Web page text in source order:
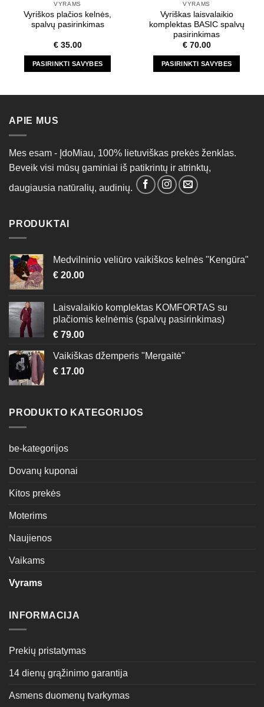
VYRAMS
Vyriškos plačios kelnės,
spalvų pasirinkimas
€35.00
PASIRINKTI SAVYBES
options
may
chosen
product
VYRAMS
Vyriškas laisvalaikio
komplektas BASIC spalvų
pasirinkimas
€70.00
PASIRINKTI SAVYBES
options
may
be
chosen
APIE MUS
Mes esam - ĮdoMiau, 100% lietuviškas prekės ženklas.
Beveik visi mūsų gaminiai iš patikrintų ir atrinktų,
daugiausia natūralių, audinių.
PRODUKTAI
Medvilninio veliūro vaikiškos kelnės "Kengūra"
€ 20.00
Laisvalaikio komplektas KOMFORTAS su
plačiomis kelnėmis (spalvų pasirinkimas)
€ 79.00
Vaikiškas džemperis "Mergaitė"
€ 17.00
PRODUKTO KATEGORIJOS
be-kategorijos
Dovanų kuponai
Kitos prekės
Moterims
Naujienos
Vaikams
Vyrams
INFORMACIJA
Prekių pristatymas
14 dienų grąžinimo garantija
Asmens duomenų tvarkymas